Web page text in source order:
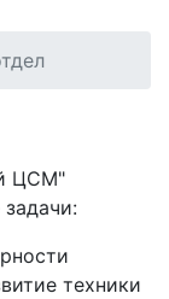
ЦСМ"
техники